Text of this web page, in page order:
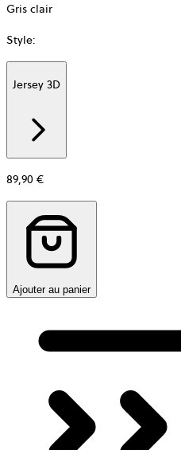
Gris clair
Style:
Jersey 3D
89,90 €
Ajouter au panier